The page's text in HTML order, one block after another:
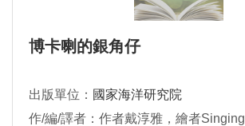
博卡喇的銀角仔
出版單位： 國家海洋研究院
作/編/譯者：作者戴淳雅，繪者Singing